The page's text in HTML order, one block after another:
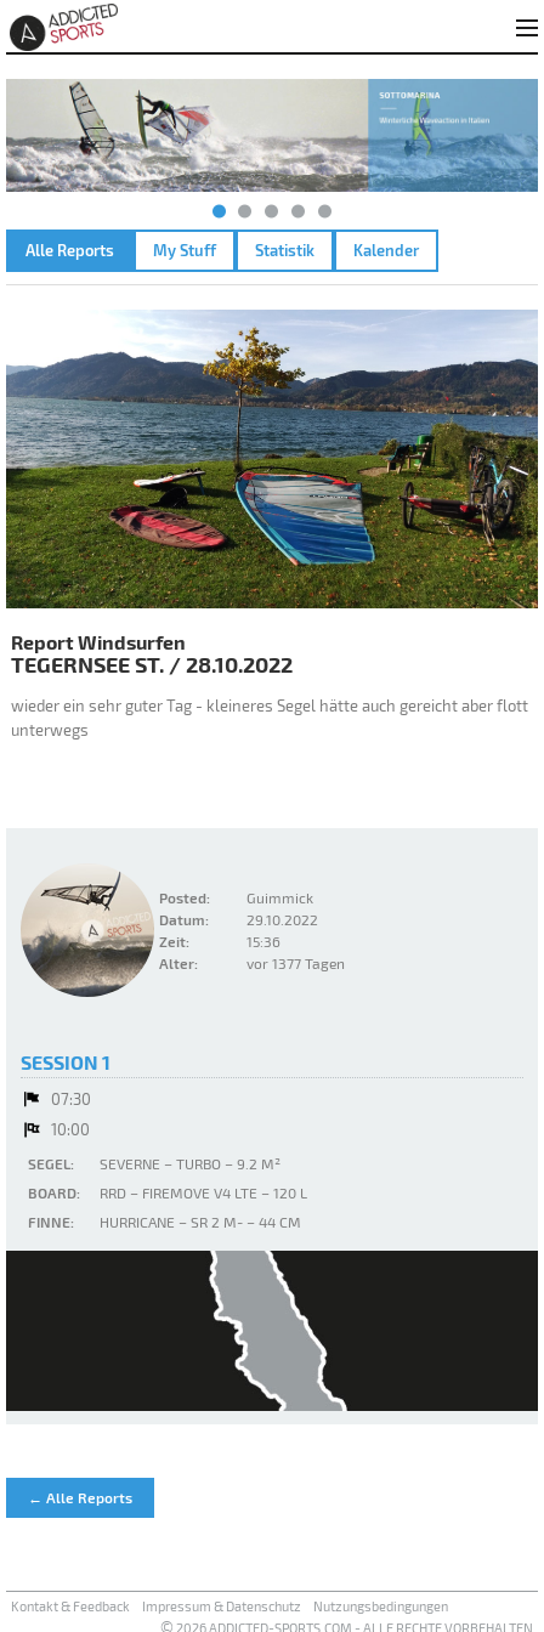
Alle Reports My Stuff Statistik Kalender
TEGERNSEE ST. – 28.10.2022
Posted:
Guimmick
Datum:
29.10.2022
Zeit:
15:36
Alter:
vor 1377 Tagen
Report Windsurfen
TEGERNSEEST. /28.10.2022
wieder ein sehr guter Tag - kleineres Segel hätte auch gereicht aber flott
unterwegs
SESSION 1
07:30
10:00
SEGEL:
SEVERNE – TURBO – 9.2 M²
BOARD:
RRD – FIREMOVE V4 LTE – 120 L
FINNE:
HURRICANE – SR 2 M- – 44 CM
← Alle Reports
Kontakt & Feedback Impressum & Datenschutz Nutzungsbedingungen
© 2026 ADDICTED-SPORTS.COM - ALLE RECHTE VORBEHALTEN